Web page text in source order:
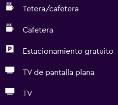
Tetera/cafetera
Cafetera
Estacionamiento gratuito
TV de pantalla plana
TV